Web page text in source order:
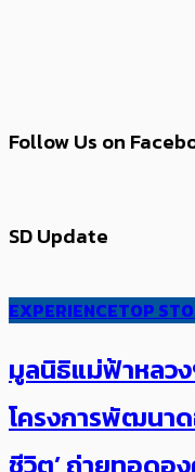
Follow Us on
SD Update
EXPERIENCETOP
มูลนิธิแม่ฟ้าหลว
โครงการพัฒนา